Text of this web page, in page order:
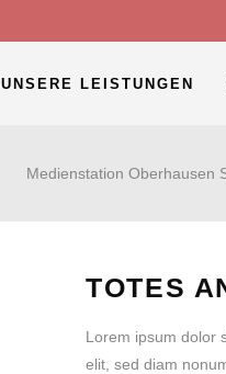
UNSERE LEISTUNGEN
Medienstation Oberhausen
TOTES
Lorem ipsum dolor
elit, sed diam